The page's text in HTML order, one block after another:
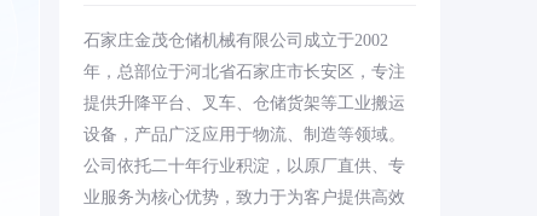
石家庄金茂仓储机械有限公司成立于2002
年，总部位于河北省石家庄市长安区，专注
提供升降平台、叉车、仓储货架等工业搬运
设备，产品广泛应用于物流、制造等领域。
公司依托二十年行业积淀，以原厂直供、专
业服务为核心优势，致力于为客户提供高效